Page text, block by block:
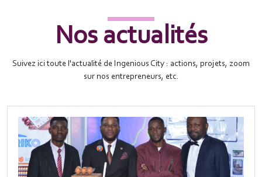
Nos actualités
Suivez ici toute l'actualité de Ingenious City : actions, projets, zoom
sur nos entrepreneurs, etc.